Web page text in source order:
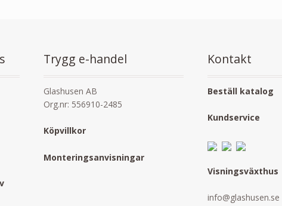
Trygg e-handel
Glashusen AB
Org.nr: 556910-2485
Köpvillkor
Monteringsanvisningar
Kontakt
Beställ katalog
Kundservice
Visningsväxthus
info@glashusen.se